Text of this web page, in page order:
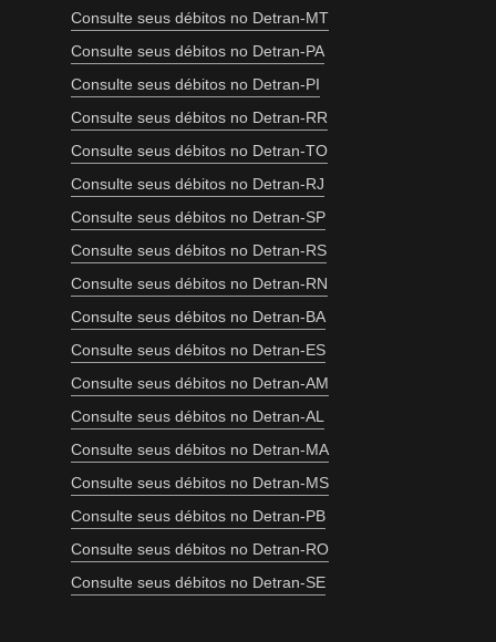
Consulte seus débitos no Detran-MT
Consulte seus débitos no Detran-PA
Consulte seus débitos no Detran-PI
Consulte seus débitos no Detran-RR
Consulte seus débitos no Detran-TO
Consulte seus débitos no Detran-RJ
Consulte seus débitos no Detran-SP
Consulte seus débitos no Detran-RS
Consulte seus débitos no Detran-RN
Consulte seus débitos no Detran-BA
Consulte seus débitos no Detran-ES
Consulte seus débitos no Detran-AM
Consulte seus débitos no Detran-AL
Consulte seus débitos no Detran-MA
Consulte seus débitos no Detran-MS
Consulte seus débitos no Detran-PB
Consulte seus débitos no Detran-RO
Consulte seus débitos no Detran-SE